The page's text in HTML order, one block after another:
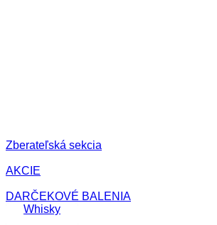
Zberateľská sekcia
AKCIE
DARČEKOVÉ BALENIA
Whisky